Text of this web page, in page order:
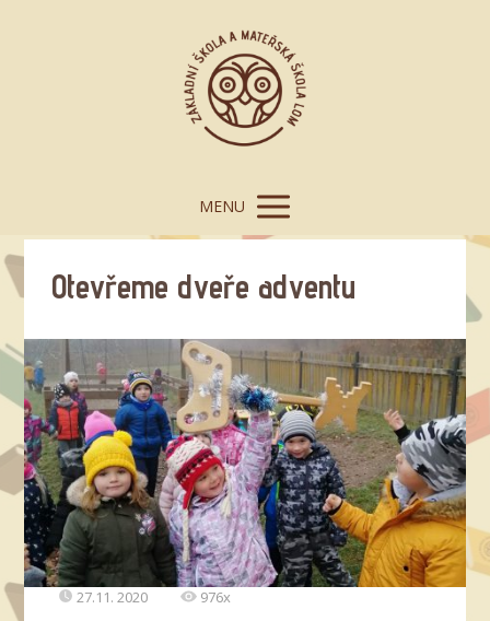
MENU
Otevřeme dveře adventu
27.11. 2020 976x